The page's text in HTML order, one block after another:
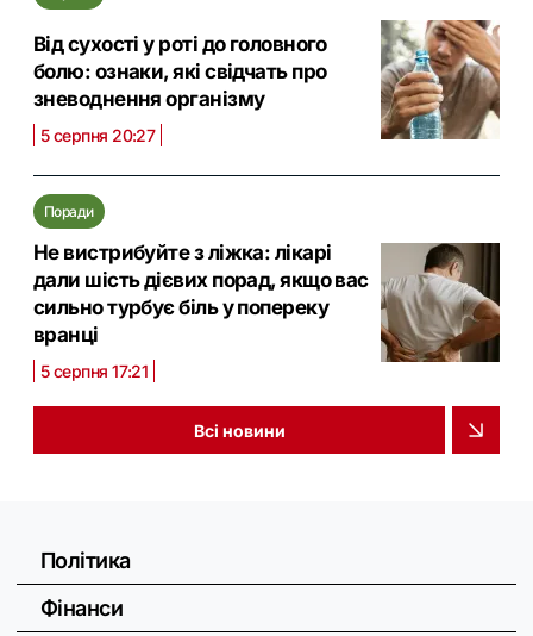
Від сухості у роті до головного
болю: ознаки, які свідчать про
зневоднення організму
5 серпня 20:27
Поради
Не вистрибуйте з ліжка: лікарі
дали шість дієвих порад, якщо вас
сильно турбує біль у попереку
вранці
5 серпня 17:21
Всі новини
Політика
Фінанси